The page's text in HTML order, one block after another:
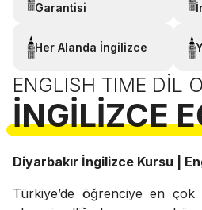
Garantisi
Her Alanda İngilizce
ENGLISH TIME DIL
İNGILIZCE
Diyarbakır İngilizce Kursu |
Türkiye’de öğrenciye en